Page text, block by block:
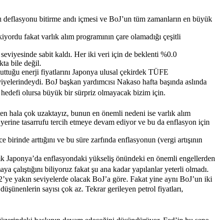
bitirme andı içmesi ve BoJ’un tüm zamanların en büyük
fakat varlık alım programının çare olamadığı çeşitli
sabit kaldı. Her iki veri için de beklenti %0.0
bile değil.
enerji fiyatlarını Japonya ulusal çekirdek TÜFE
BoJ başkan yardımcısı Nakaso hafta başında aslında
hedefi olursa büyük bir sürpriz olmayacak bizim için.
hala çok uzaktayız, bunun en önemli nedeni ise varlık alım
tasarrufu tercih etmeye devam ediyor ve bu da enflasyon için
arttığını ve bu süre zarfında enflasyonun (vergi artışının
Japonya’da enflasyondaki yükseliş önündeki en önemli engellerden
çalıştığını biliyoruz fakat şu ana kadar yapılanlar yeterli olmadı.
yakın seviyelerde olacak BoJ’a göre. Fakat yine aynı BoJ’un iki
sayısı çok az. Tekrar gerileyen petrol fiyatları,